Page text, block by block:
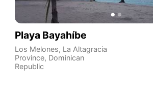
Playa Bayahíbe
Los Melones, La Altagracia
Province, Dominican
Republic